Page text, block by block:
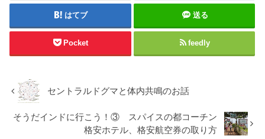
はてブ 送る
Pocket feedly
セントラルドグマと体内共鳴のお話
そうだインドに行こう！③ スパイスの都コーチン
格安ホテル、格安航空券の取り方